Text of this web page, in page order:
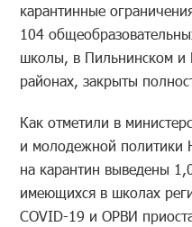
карантинные
104
школы, в Пильнинском и
районах, закрыты
Как отметили в
и молодежной политики
на карантин выведены
имеющихся в школах
COVID-19 и ОРВИ